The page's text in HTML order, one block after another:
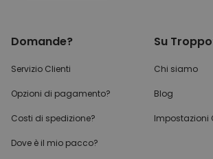
Domande?
Servizio Clienti
Opzioni di pagamento?
Costi di spedizione?
Dove è il mio pacco?
Su
Chi siamo
Blog
Impostazioni